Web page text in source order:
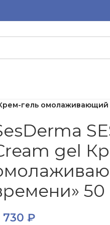
Крем-гель
gel
730 ₽